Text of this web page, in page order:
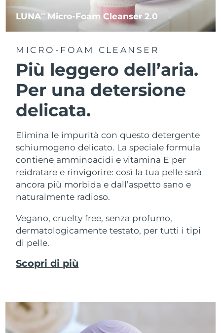
LUNATM Micro-Foam Cleanser 2.0
MICRO-FOAM CLEANSER
Più leggero dell’aria.
Per una detersione
delicata.
Elimina le impurità con questo detergente
schiumogeno delicato. La speciale formula
contiene amminoacidi e vitamina E per
reidratare e rinvigorire: così la tua pelle sarà
ancora più morbida e dall’aspetto sano e
naturalmente radioso.
Vegano, cruelty free, senza profumo,
dermatologicamente testato, per tutti i tipi
di pelle.
Scopri di più